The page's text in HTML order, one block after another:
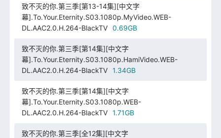
致不灭的你.第三季[第13-14集][中文字
幕].To.Your.Eternity.S03.1080p.MyVideo.WEB-
DL.AAC2.0.H.264-BlackTV
0.69GB
致不灭的你.第三季[第14集][中文字
幕].To.Your.Eternity.S03.1080p.HamiVideo.WEB-
DL.AAC2.0.H.264-BlackTV
1.34GB
致不灭的你.第三季[第14集][中文字
幕].To.Your.Eternity.S03.1080p.WEB-
DL.AAC2.0.H.264-BlackTV
1.71GB
致不灭的你.第三季[全12集][中文字